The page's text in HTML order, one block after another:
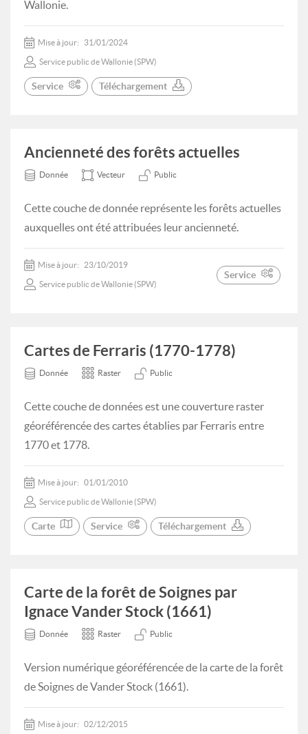
Wallonie.
Mise à jour: 31/01/2024
Service public de Wallonie (SPW)
Service Téléchargement
Ancienneté des forêts actuelles
Donnée Vecteur Public
Cette couche de donnée représente les forêts actuelles
auxquelles ont été attribuées leur ancienneté.
Mise à jour: 23/10/2019
Service public de Wallonie (SPW)
Service
Cartes de Ferraris (1770-1778)
Donnée Raster Public
Cette couche de données est une couverture raster
géoréférencée des cartes établies par Ferraris entre
1770 et 1778.
Mise à jour: 01/01/2010
Service public de Wallonie (SPW)
Carte Service Téléchargement
Carte de la forêt de Soignes par
Ignace Vander Stock (1661)
Donnée Raster Public
Version numérique géoréférencée de la carte de la forêt
de Soignes de Vander Stock (1661).
Mise à jour: 02/12/2015